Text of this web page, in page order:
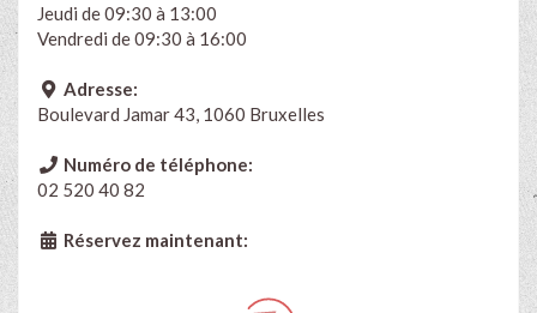
Jeudi de 09:30 à 13:00
Vendredi de 09:30 à 16:00
Adresse:
Boulevard Jamar 43, 1060 Bruxelles
Numéro de téléphone:
02 520 40 82
Réservez maintenant: